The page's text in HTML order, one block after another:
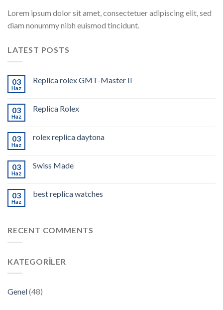
Lorem ipsum dolor sit amet, consectetuer adipiscing elit, sed
diam nonummy nibh euismod tincidunt.
LATEST POSTS
03
Haz
Replica rolex GMT-Master II
03
Haz
Replica Rolex
03
Haz
rolex replica daytona
03
Haz
Swiss Made
03
Haz
best replica watches
RECENT COMMENTS
KATEGORILER
Genel(48)